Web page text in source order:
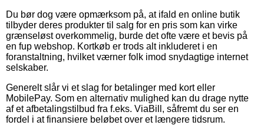
Du bør dog være opmærksom på, at ifald en online butik
tilbyder deres produkter til salg for en pris som kan virke
grænseløst overkommelig, burde det ofte være et bevis på
en fup webshop. Kortkøb er trods alt inkluderet i en
foranstaltning, hvilket værner folk imod snydagtige internet
selskaber.
Generelt slår vi et slag for betalinger med kort eller
MobilePay. Som en alternativ mulighed kan du drage nytte
af et afbetalingstilbud fra f.eks. ViaBill, såfremt du ser en
fordel i at finansiere beløbet over et længere tidsrum.